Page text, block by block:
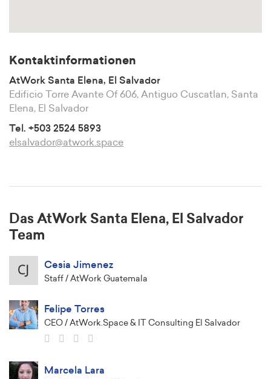
Kontaktinformationen
AtWork Santa Elena, El Salvador
Edificio Torre Avante Of 606, Antiguo Cuscatlan, Santa
Elena, El Salvador
Tel. +503 2524 5893
elsalvador@atwork.space
Das AtWork Santa Elena, El Salvador
Team
Cesia Jimenez
Staff / AtWork Guatemala
Felipe Torres
CEO / AtWork.Space & IT Consulting El Salvador
Marcela Lara